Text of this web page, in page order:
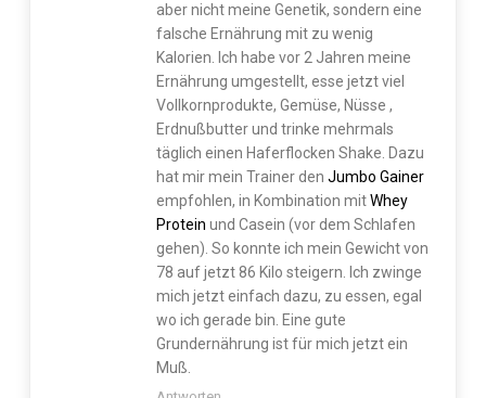
aber nicht meine Genetik, sondern eine
falsche Ernährung mit zu wenig
Kalorien. Ich habe vor 2 Jahren meine
Ernährung umgestellt, esse jetzt viel
Vollkornprodukte, Gemüse, Nüsse ,
Erdnußbutter und trinke mehrmals
täglich einen Haferflocken Shake. Dazu
hat mir mein Trainer den Jumbo Gainer
empfohlen, in Kombination mitWhey
Protein und Casein (vor dem Schlafen
gehen). So konnte ich mein Gewicht von
78 auf jetzt 86 Kilo steigern. Ich zwinge
mich jetzt einfach dazu, zu essen, egal
wo ich gerade bin. Eine gute
Grundernährung ist für mich jetzt ein
Muß.